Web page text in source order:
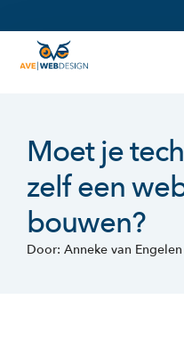
Moet je
zelf een
bouwen?
Door: Anneke van Engelen